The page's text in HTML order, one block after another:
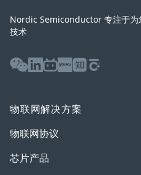
Nordic Semiconductor 专注于为
技术
WeChatLinkedIn
BilibiliYoukuZhihuBaijiahao
物联网解决方案
物联网协议
芯片产品